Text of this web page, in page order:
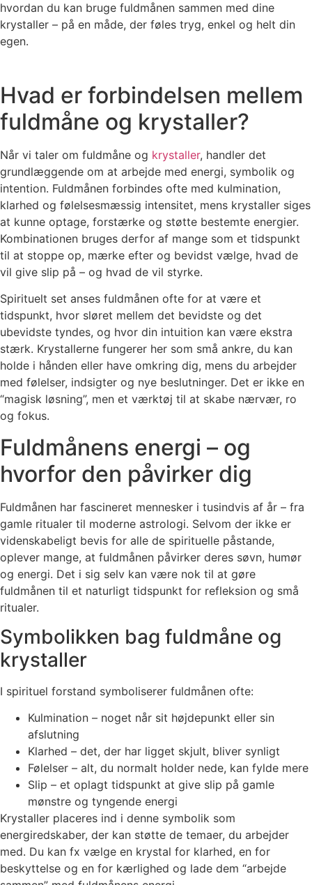
hvordan du kan bruge fuldmånen sammen med dine
krystaller – på en måde, der føles tryg, enkel og helt din
egen.
Hvad er forbindelsen mellem
fuldmåne og krystaller?
Når vi taler om fuldmåne og krystaller, handler det
grundlæggende om at arbejde med energi, symbolik og
intention. Fuldmånen forbindes ofte med kulmination,
klarhed og følelsesmæssig intensitet, mens krystaller siges
at kunne optage, forstærke og støtte bestemte energier.
Kombinationen bruges derfor af mange som et tidspunkt
til at stoppe op, mærke efter og bevidst vælge, hvad de
vil give slip på – og hvad de vil styrke.
Spirituelt set anses fuldmånen ofte for at være et
tidspunkt, hvor sløret mellem det bevidste og det
ubevidste tyndes, og hvor din intuition kan være ekstra
stærk. Krystallerne fungerer her som små ankre, du kan
holde i hånden eller have omkring dig, mens du arbejder
med følelser, indsigter og nye beslutninger. Det er ikke en
“magisk løsning”, men et værktøj til at skabe nærvær, ro
og fokus.
Fuldmånens energi – og
hvorfor den påvirker dig
Fuldmånen har fascineret mennesker i tusindvis af år – fra
gamle ritualer til moderne astrologi. Selvom der ikke er
videnskabeligt bevis for alle de spirituelle påstande,
oplever mange, at fuldmånen påvirker deres søvn, humør
og energi. Det i sig selv kan være nok til at gøre
fuldmånen til et naturligt tidspunkt for refleksion og små
ritualer.
Symbolikken bag fuldmåne og
krystaller
I spirituel forstand symboliserer fuldmånen ofte:
Kulmination – noget når sit højdepunkt eller sin
afslutning
Klarhed – det, der har ligget skjult, bliver synligt
Følelser – alt, du normalt holder nede, kan fylde mere
Slip – et oplagt tidspunkt at give slip på gamle
mønstre og tyngende energi
Krystaller placeres ind i denne symbolik som
energiredskaber, der kan støtte de temaer, du arbejder
med. Du kan fx vælge en krystal for klarhed, en for
beskyttelse og en for kærlighed og lade dem “arbejde